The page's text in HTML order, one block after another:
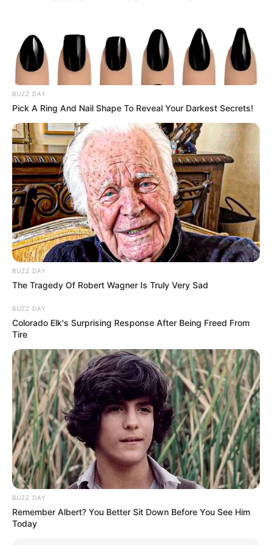
Τελευταία νέα
Μακάβριο εύρημα: Σορός άνδρα σε
Θεσσαλονίκη: Τι αλλάζει στις
λεωφορειακές γραμμές με τη
λειτουργία της επέκτασης του Μετρό
στην Καλαμαριά
Τραγωδία στην Πάτρα: Πέθανε βρέφος
οκτώ ημερών στη ΜΕΘ του «Άγιος
Ανδρέας»
Απάτη με τρακτέρ στην Εύβοια: Έκανε
Δείτε όλες τις τελευταίεςΕιδήσεις από την Ελλάδα και
τον Κόσμο, τη στιγμή που συμβαίνουν, στοNewstok.gr
BUZZ DAY
Pick A Ring And Nail Shape To Reveal Your Darkest Secrets!
BUZZ DAY
The Tragedy Of Robert Wagner Is Truly Very Sad
BUZZ DAY
Colorado Elk's Surprising Response After Being Freed From
Tire
BUZZ DAY
Remember Albert? You Better Sit Down Before You See Him
Today